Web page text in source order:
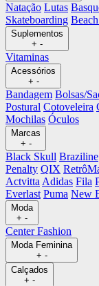
Natação Lutas
Skateboarding
Suplementos
+ -
Vitaminas
Acessórios
+ -
Bandagem Bolsas/
Postural Cotoveleira
Mochilas Óculos
Marcas
+ -
Black Skull Braziline
Penalty QIX
Actvitta Adidas Fila
Everlast Puma New
Moda
+ -
Center Fashion
Moda Feminina
+ -
Calçados
+ -